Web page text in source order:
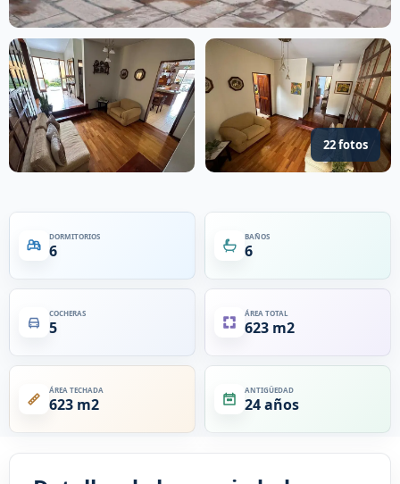
22 fotos
DORMITORIOS
6
BAÑOS
6
COCHERAS
5
ÁREA TOTAL
623 m2
ÁREA TECHADA
623 m2
ANTIGÜEDAD
24 años